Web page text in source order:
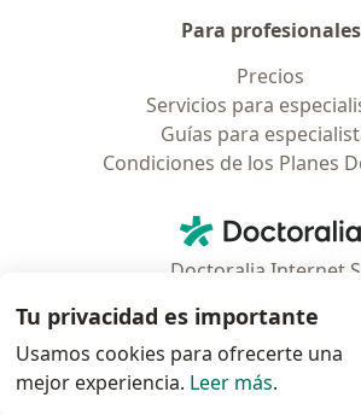
Para profesionales
Precios
Servicios para
Guías para
Condiciones de los Planes
Doctoralia -
Doctoralia Internet
08019 Barcelona,
Tu privacidad es importante
Usamos cookies para ofrecerte una
mejor experiencia. Leer más.